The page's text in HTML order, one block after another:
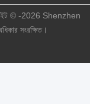
© -2026 Shenzhen
সংরক্ষিত।